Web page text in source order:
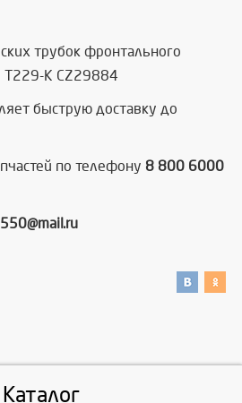
трубок фронтального
Т229-K CZ29884
быструю доставку до
по телефону 8 800 6000
Каталог